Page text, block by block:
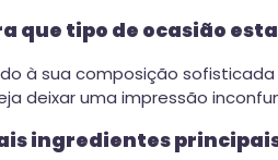
que tipo de ocasião
à sua composição
deixar uma impressão
ingredientes principais